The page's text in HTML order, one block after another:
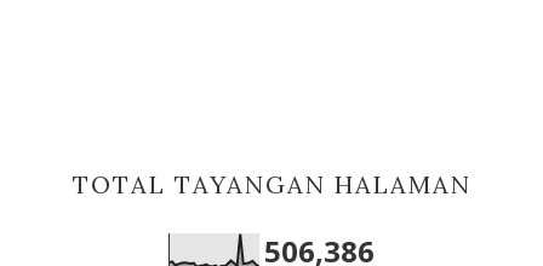
TOTAL TAYANGAN HALAMAN
506,386